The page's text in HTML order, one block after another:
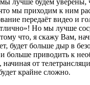
лучше будем уверены,
мы приходим к ним
передаёт видео и
Но мы лучше
что, я скажу Вам,
будет больше дыр в
больше приводить к
от
крайне сложно.